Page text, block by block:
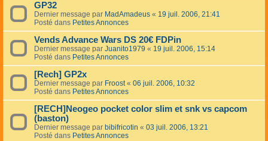
GP32
Dernier message par MadAmadeus « 19 juil. 2006, 21:41
Posté dans Petites Annonces
Vends Advance Wars DS 20€ FDPin
Dernier message par Juanito1979 « 19 juil. 2006, 15:14
Posté dans Petites Annonces
[Rech] GP2x
Dernier message par Froost« 06 juil. 2006, 10:32
Posté dans Petites Annonces
[RECH]Neogeo pocket color slim et snk vs capcom
(baston)
Dernier message par bibifricotin « 03 juil. 2006, 13:21
Posté dans Petites Annonces